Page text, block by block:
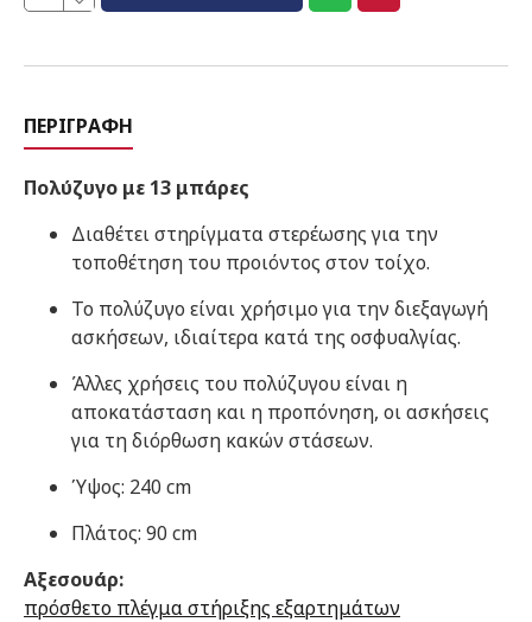
ΠΕΡΙΓΡΑΦΉ
Πολύζυγο με 13 μπάρες
Διαθέτει στηρίγματα στερέωσης για την
τοποθέτηση του προιόντος στον τοίχο.
Το πολύζυγο είναι χρήσιμο για την διεξαγωγή
ασκήσεων, ιδιαίτερα κατά της οσφυαλγίας.
Άλλες χρήσεις του πολύζυγου είναι η
αποκατάσταση και η προπόνηση, οι ασκήσεις
για τη διόρθωση κακών στάσεων.
Ύψος: 240 cm
Πλάτος: 90 cm
Αξεσουάρ:
πρόσθετο πλέγμα στήριξης εξαρτημάτων